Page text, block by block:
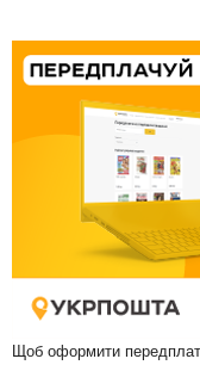
Щоб оформити